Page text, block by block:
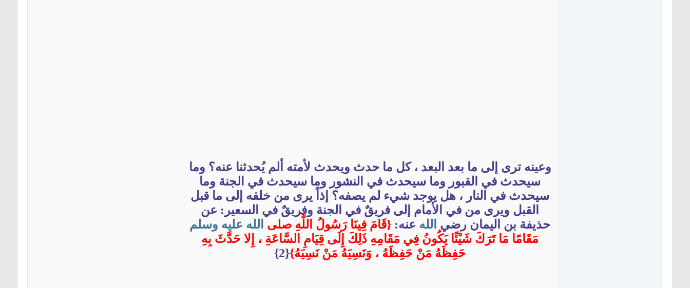
وعينه ترى إلى ما بعد البعد ، كل ما حدث ويحدث لأمته ألم يُحدثنا عنه؟ وما
سيحدث في القبور وما سيحدث في النشور وما سيحدث في الجنة وما
سيحدث في النار ، هل يوجد شيء لم يصفه؟ إذاً يرى من خلفه إلى ما قبل
القبل ويرى من في الأمام إلى فريقٌ في الجنة وفريقٌ في السعير: عن
حذيفة بن اليمان رضي الله عنه: {قَامَ فِينَا رَسُولُ اللَّهِ صلى الله عليه وسلم
مَقَامًا مَا تَرَكَ شَيْئًا يَكُونُ فِي مَقَامِهِ ذَلِكَ إِلَى قِيَامِ السَّاعَةِ ، إِلا حَدَّثَ بِهِ
حَفِظَهُ مَنْ حَفِظَهُ ، وَنَسِيَهُ مَنْ نَسِيَهُ}{2}